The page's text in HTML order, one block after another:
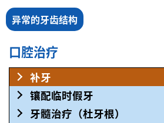
异常的牙齿结构
口腔治疗
补牙
镶配临时假牙
牙髓治疗（杜牙根）